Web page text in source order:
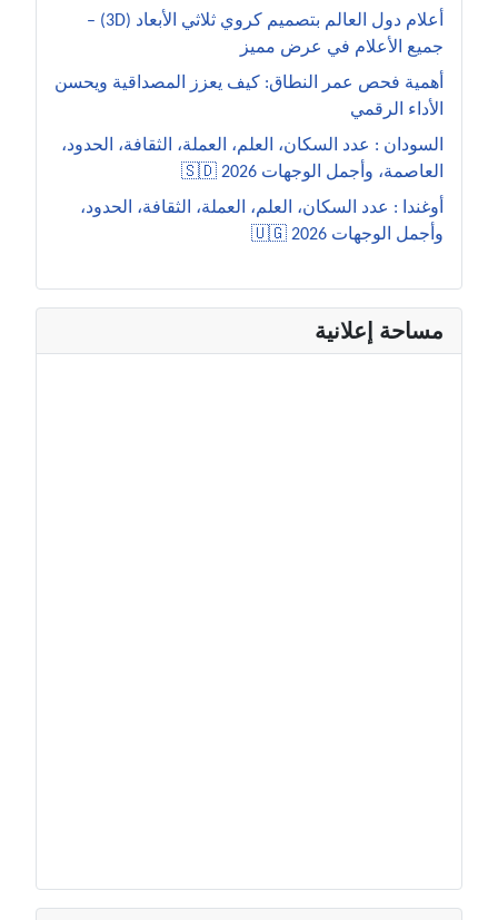
أعلام دول العالم بتصميم كروي ثلاثي الأبعاد (3D) –
جميع الأعلام في عرض مميز
أهمية فحص عمر النطاق: كيف يعزز المصداقية ويحسن
الأداء الرقمي
السودان : عدد السكان، العلم، العملة، الثقافة، الحدود،
العاصمة، وأجمل الوجهات 2026 🇸🇩
أوغندا : عدد السكان، العلم، العملة، الثقافة، الحدود،
وأجمل الوجهات 2026 🇺🇬
مساحة إعلانية